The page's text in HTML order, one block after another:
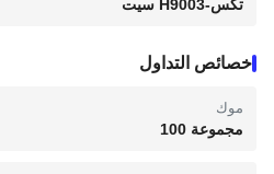
تكس-H9003 سيت
خصائص التداول
موك
مجموعة 100